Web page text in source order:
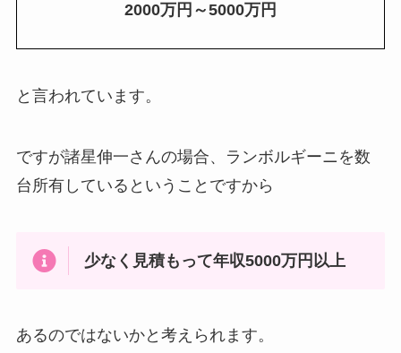
2000万円～5000万円
と言われています。
ですが諸星伸一さんの場合、ランボルギーニを数
台所有しているということですから
少なく見積もって年収5000万円以上
あるのではないかと考えられます。